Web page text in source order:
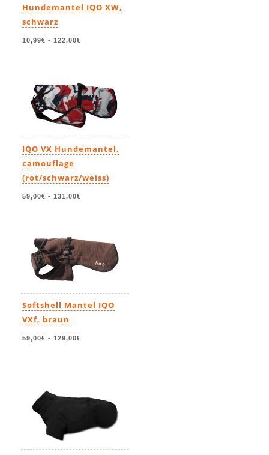
Hundemantel IQO XW,
schwarz
10,99€ - 122,00€
IQO VX Hundemantel,
camouflage
(rot/schwarz/weiss)
59,00€ - 131,00€
Softshell Mantel IQO
VXf, braun
59,00€ - 129,00€